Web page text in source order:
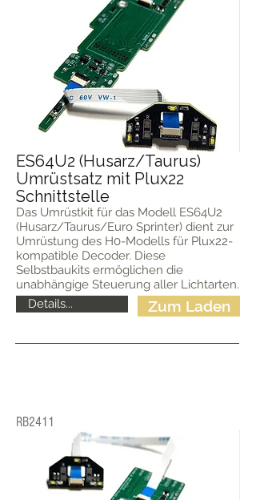
ES64U2 (Husarz/Taurus)
Umrüstsatz mit Plux22
Schnittstelle
Das Umrüstkit für das Modell ES64U2
(Husarz/Taurus/Euro Sprinter) dient zur
Umrüstung des H0-Modells für Plux22-
kompatible Decoder. Diese
Selbstbaukits ermöglichen die
unabhängige Steuerung aller Lichtarten.
Details...
Zum Laden
RB2411